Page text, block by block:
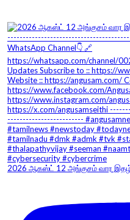
2026 ஆகஸ்ட் 12 அங்குசம் வார இதழ்